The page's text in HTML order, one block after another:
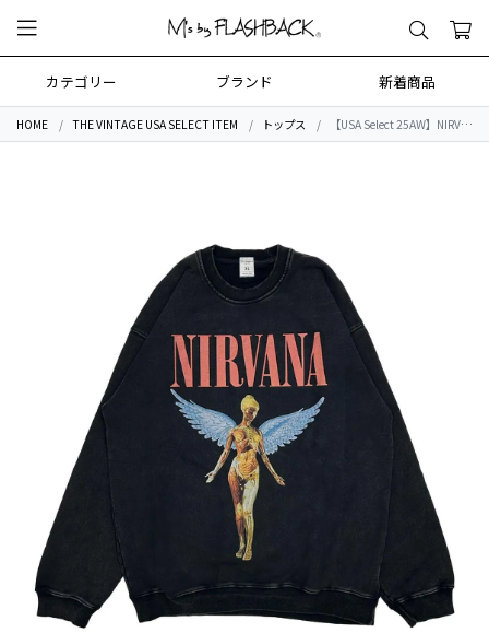
カテゴリー ブランド 新着商品
HOME THE VINTAGE USA SELECT ITEM トップス 【USA Select 25AW】NIRVANA OVERSIZE Vintage Sweat 2.